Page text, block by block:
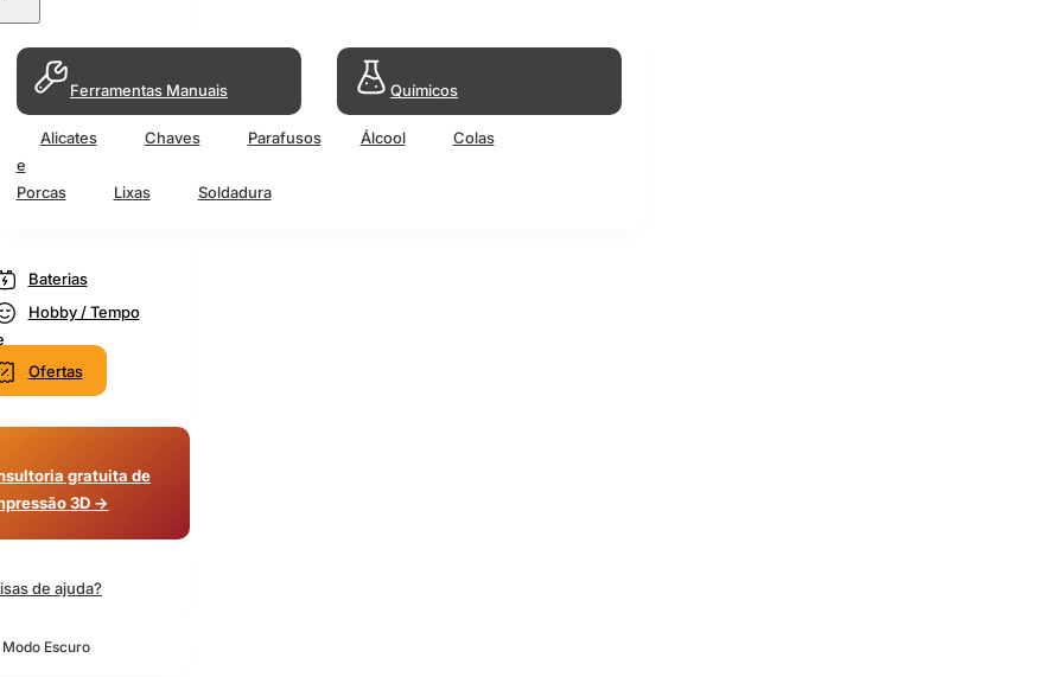
Ferramentas Manuais
Alicates Chaves
Parafusos
e
Porcas
Lixas Soldadura
Químicos
Álcool Colas
Baterias
Hobby / Tempo
Ofertas
gratuita de
3D →
de ajuda?
Escuro